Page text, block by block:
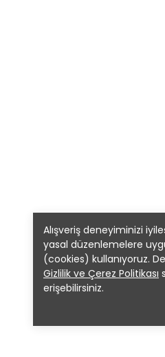
Alışveriş deneyiminizi
yasal düzenlemelere
(cookies) kullanıyoruz.
Gizlilik ve Çerez Politikası
erişebilirsiniz.